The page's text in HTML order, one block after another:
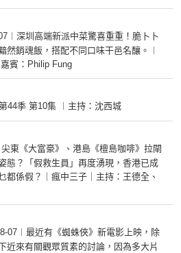
深圳高端新派中菜驚喜重重！脆卜卜
然銷魂飯，搭配不同口味干邑名釀。︱
賓：Philip Fung
44季 第10集 ︱主持：沈西城
尖東《大富豪》、港島《檀島咖啡》拉閘
態？「假救生員」再度湧現，香港已成
都係假？｜瘋中三子｜主持：王德全、
07︱最近有《蜘蛛俠》新電影上映，除
近來有關觀眾質素的討論，因為多大片